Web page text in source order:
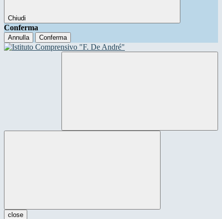
Chiudi
Conferma
Annulla Conferma
close